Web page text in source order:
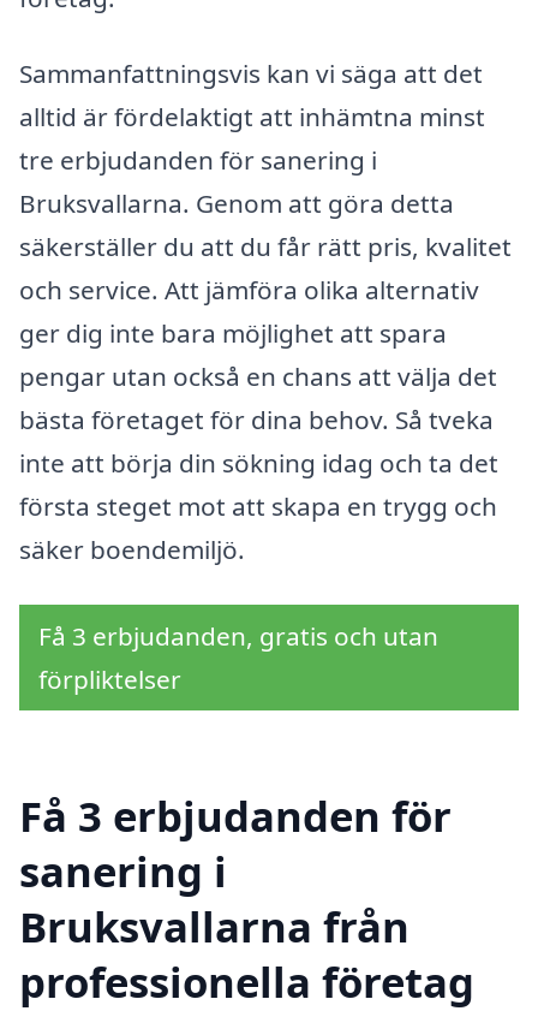
Sammanfattningsvis kan vi säga att det
alltid är fördelaktigt att inhämtna minst
tre erbjudanden för sanering i
Bruksvallarna. Genom att göra detta
säkerställer du att du får rätt pris, kvalitet
och service. Att jämföra olika alternativ
ger dig inte bara möjlighet att spara
pengar utan också en chans att välja det
bästa företaget för dina behov. Så tveka
inte att börja din sökning idag och ta det
första steget mot att skapa en trygg och
säker boendemiljö.
Få 3 erbjudanden, gratis och utan
förpliktelser
Få 3 erbjudanden för
sanering i
Bruksvallarna från
professionella företag